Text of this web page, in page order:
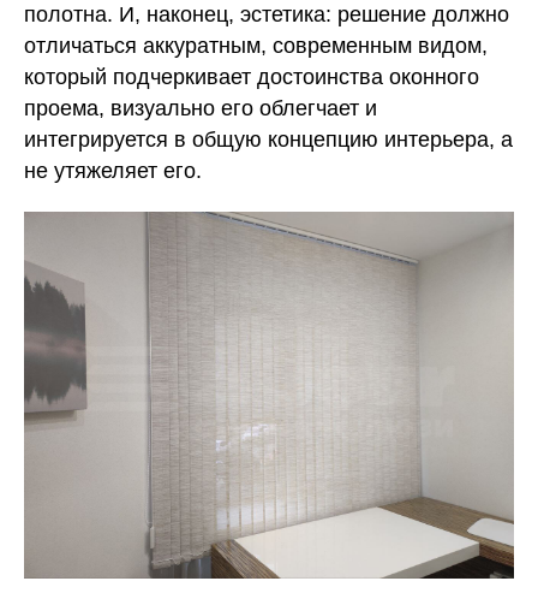
полотна. И, наконец, эстетика: решение должно
отличаться аккуратным, современным видом,
который подчеркивает достоинства оконного
проема, визуально его облегчает и
интегрируется в общую концепцию интерьера, а
не утяжеляет его.